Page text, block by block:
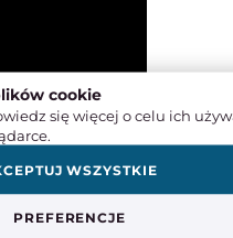
cookie
się więcej o celu ich
PREFERENCJE
WSZYSTKIE